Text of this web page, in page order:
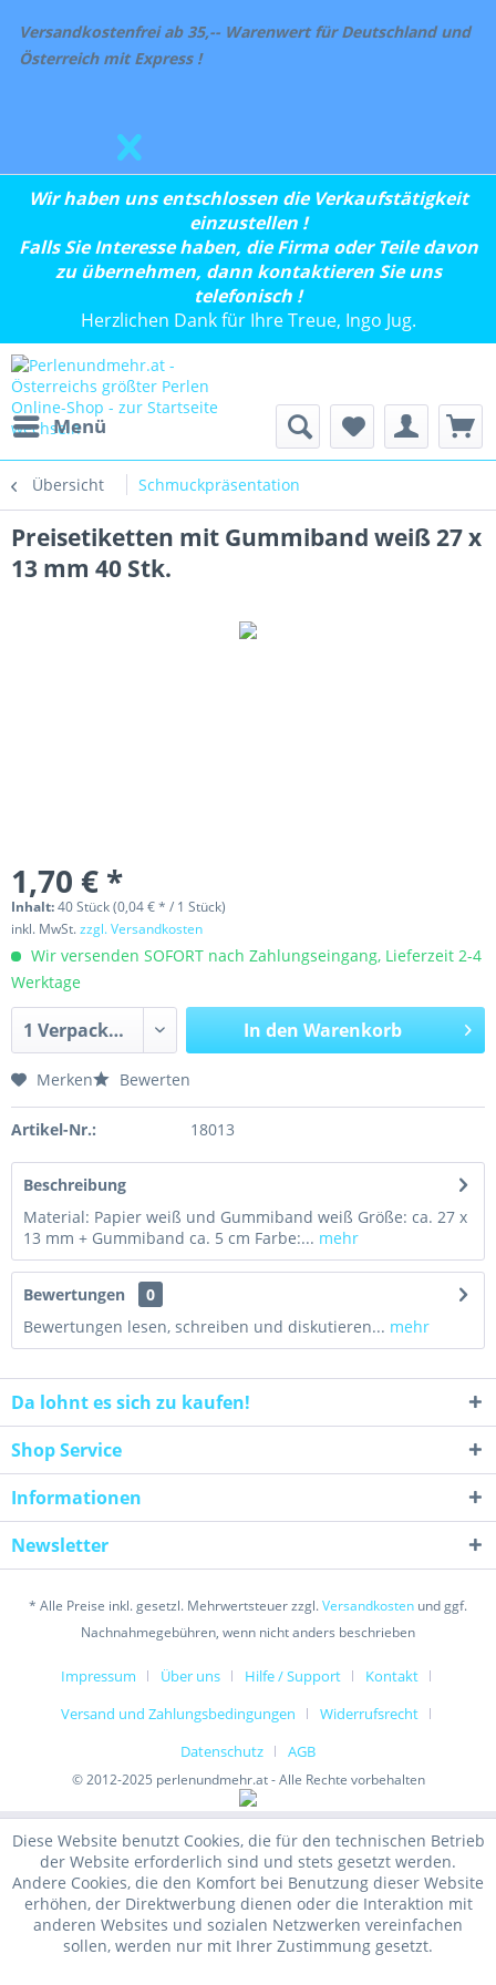
Versandkostenfrei ab 35,-- Warenwert für Deutschland und
Österreich mit Express !
Wir haben uns entschlossen die Verkaufstätigkeit
einzustellen !
Falls Sie Interesse haben, die Firma oder Teile davon
zu übernehmen, dann kontaktieren Sie uns
telefonisch !
Herzlichen Dank für Ihre Treue, Ingo Jug.
Menü
Übersicht Schmuckpräsentation
Preisetiketten mit Gummiband weiß 27 x
13 mm 40 Stk.
1,70 € *
Inhalt:40 Stück (0,04 € * / 1 Stück)
inkl. MwSt.zzgl. Versandkosten
Wir versenden SOFORT nach Zahlungseingang, Lieferzeit 2-4
Werktage
In den Warenkorb
Merken Bewerten
Artikel-Nr.: 18013
Beschreibung
Material: Papier weiß und Gummiband weiß Größe: ca. 27 x
13 mm + Gummiband ca. 5 cm Farbe:... mehr
Bewertungen
0
Bewertungen lesen, schreiben und diskutieren... mehr
Da lohnt es sich zu kaufen!
Shop Service
Informationen
Newsletter
* Alle Preise inkl. gesetzl. Mehrwertsteuer zzgl.Versandkosten und ggf.
Nachnahmegebühren, wenn nicht anders beschrieben
Impressum Über uns Hilfe / Support
Kontakt
Versand und Zahlungsbedingungen
Widerrufsrecht
Datenschutz
AGB
© 2012-2025 perlenundmehr.at - Alle Rechte vorbehalten
Diese Website benutzt Cookies, die für den technischen Betrieb
der Website erforderlich sind und stets gesetzt werden.
Andere Cookies, die den Komfort bei Benutzung dieser Website
erhöhen, der Direktwerbung dienen oder die Interaktion mit
anderen Websites und sozialen Netzwerken vereinfachen
sollen, werden nur mit Ihrer Zustimmung gesetzt.